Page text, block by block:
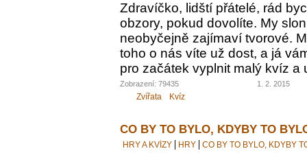
Zdravíčko, lidští přátelé, rád
obzory, pokud dovolíte. My
neobyčejně zajímaví tvorové.
toho o nás víte už dost, a já
pro začátek vyplnit malý kvíz a
Zobrazení: 79435 1. 2. 2015
Zvířata Kvíz
CO BY TO BYLO, KDYBY TO
HRY A KVÍZY HRY CO BY TO BYLO, KDYBY